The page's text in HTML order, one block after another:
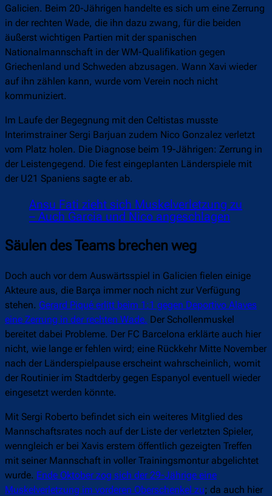
Galicien. Beim 20-Jährigen handelte es sich um eine Zerrung
in der rechten Wade, die ihn dazu zwang, für die beiden
äußerst wichtigen Partien mit der spanischen
Nationalmannschaft in der WM-Qualifikation gegen
Griechenland und Schweden abzusagen. Wann Xavi wieder
auf ihn zählen kann, wurde vom Verein noch nicht
kommuniziert.
Im Laufe der Begegnung mit den Celtistas musste
Interimstrainer Sergi Barjuan zudem Nico Gonzalez verletzt
vom Platz holen. Die Diagnose beim 19-Jährigen: Zerrung in
der Leistengegend. Die fest eingeplanten Länderspiele mit
der U21 Spaniens sagte er ab.
Ansu Fati zieht sich Muskelverletzung zu
– Auch Garcia und Nico angeschlagen
Säulen des Teams brechen weg
Doch auch vor dem Auswärtsspiel in Galicien fielen einige
Akteure aus, die Barça immer noch nicht zur Verfügung
stehen. Gerard Piqué erlitt beim 1:1 gegen Deportivo Alaves
eine Zerrung in der rechten Wade. Der Schollenmuskel
bereitet dabei Probleme. Der FC Barcelona erklärte auch hier
nicht, wie lange er fehlen wird; eine Rückkehr Mitte November
nach der Länderspielpause erscheint wahrscheinlich, womit
der Routinier im Stadtderby gegen Espanyol eventuell wieder
eingesetzt werden könnte.
Mit Sergi Roberto befindet sich ein weiteres Mitglied des
Mannschaftsrates noch auf der Liste der verletzten Spieler,
wenngleich er bei Xavis erstem öffentlich gezeigten Treffen
mit seiner Mannschaft in voller Trainingsmontur abgelichtet
wurde. Ende Oktober zog sich der 29-Jährige eine
Muskelverletzung im vorderen Oberschenkel zu; da auch hier